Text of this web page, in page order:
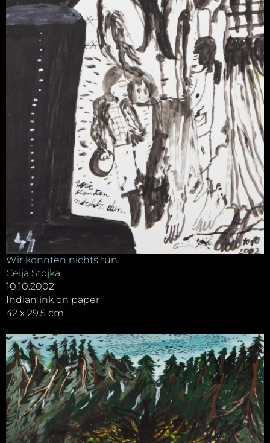
Wir konnten nichts tun
Ceija Stojka
10.10.2002
Indian ink on paper
42 x 29.5 cm